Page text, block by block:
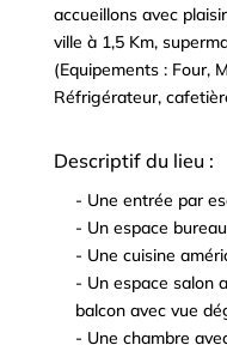
accueillons avec
ville à 1,5 Km,
(Equipements : Four,
Réfrigérateur,
Descriptif du lieu :
- Une entrée par
- Un espace bureau
- Une cuisine
- Un espace salon
balcon avec vue
- Une chambre